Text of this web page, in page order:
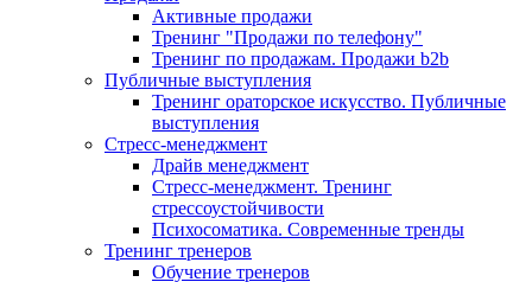
Активные продажи
Тренинг "Продажи по телефону"
Тренинг по продажам. Продажи b2b
Публичные выступления
Тренинг ораторское искусство. Публичные
выступления
Стресс-менеджмент
Драйв менеджмент
Стресс-менеджмент. Тренинг
стрессоустойчивости
Психосоматика. Современные тренды
Тренинг тренеров
Обучение тренеров